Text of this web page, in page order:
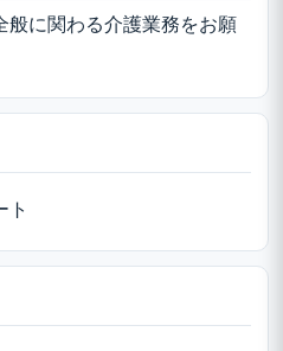
般に関わる介護業務をお願
ト